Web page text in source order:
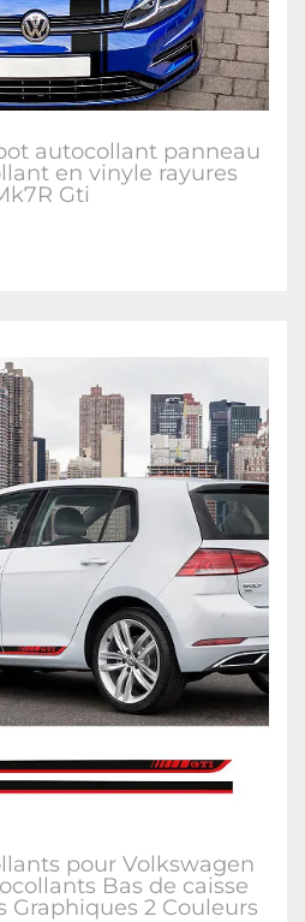
autocollant panneau
en vinyle rayures
Gti
pour Volkswagen
Bas de caisse
Graphiques 2 Couleurs